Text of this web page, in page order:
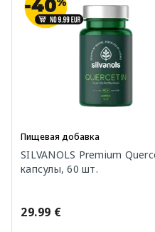
Пищевая добавка
SILVANOLS Premium
капсулы, 60 шт.
29.99 €